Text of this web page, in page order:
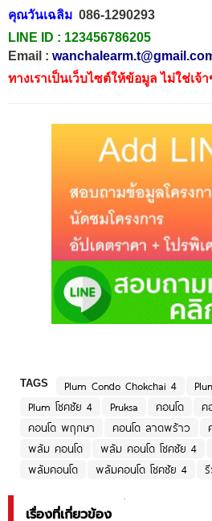
คุณวันเฉลิม 086-1290293
LINE ID : 123456786205
Email :
ทางเราเป็นเว็บไซต์ให้ข้อมูล ไม่ใช่เจ้
TAGS Plum Condo Chokchai 4
Plum โชคชัย 4
Pruksa คอนโด
ค
คอนโด พฤกษา
คอนโด ลาดพร้าว
พลัม คอนโด
พลัม คอนโด โชคชัย 4
พลัมคอนโด
พลัมคอนโด โชคชัย 4
เรื่องที่เกี่ยวข้อง